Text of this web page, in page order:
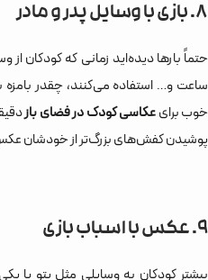
8. بازی با وسایل پدر و مادر
حتماً بارها دیده‌اید زمانی که کودکان
ساعت و… استفاده می‌کنند، چقدر
خوب برایعکاسی کودک در فضای باز
پوشیدن کفش‌های بزرگ‌تر از خودشان
9. عکس با اسباب بازی